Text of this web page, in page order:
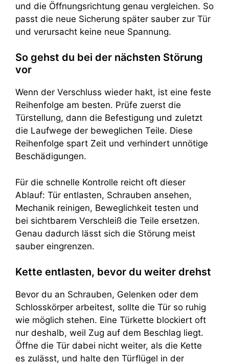
und die Öffnungsrichtung genau vergleichen. So
passt die neue Sicherung später sauber zur Tür
und verursacht keine neue Spannung.
So gehst du bei der nächsten Störung
vor
Wenn der Verschluss wieder hakt, ist eine feste
Reihenfolge am besten. Prüfe zuerst die
Türstellung, dann die Befestigung und zuletzt
die Laufwege der beweglichen Teile. Diese
Reihenfolge spart Zeit und verhindert unnötige
Beschädigungen.
Für die schnelle Kontrolle reicht oft dieser
Ablauf: Tür entlasten, Schrauben ansehen,
Mechanik reinigen, Beweglichkeit testen und
bei sichtbarem Verschleiß die Teile ersetzen.
Genau dadurch lässt sich die Störung meist
sauber eingrenzen.
Kette entlasten, bevor du weiter drehst
Bevor du an Schrauben, Gelenken oder dem
Schlosskörper arbeitest, sollte die Tür so ruhig
wie möglich stehen. Eine Türkette blockiert oft
nur deshalb, weil Zug auf dem Beschlag liegt.
Öffne die Tür dabei nicht weiter, als die Kette
es zulässt, und halte den Türflügel in der